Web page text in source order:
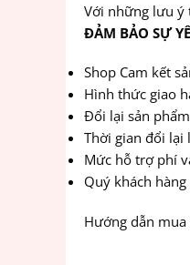
Với những lưu ý
ĐẢM BẢO SỰ
Shop Cam kết
Hình thức giao
Đổi lại sản
Thời gian đổi lại
Mức hỗ trợ phí
Quý khách
Hướng dẫn